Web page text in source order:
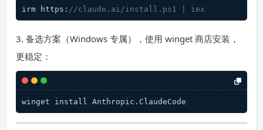
irm https: //claude.ai/install.ps1 | iex
3. 备选方案（Windows 专属），使用 winget 商店安装，
更稳定：
winget install Anthropic.ClaudeCode